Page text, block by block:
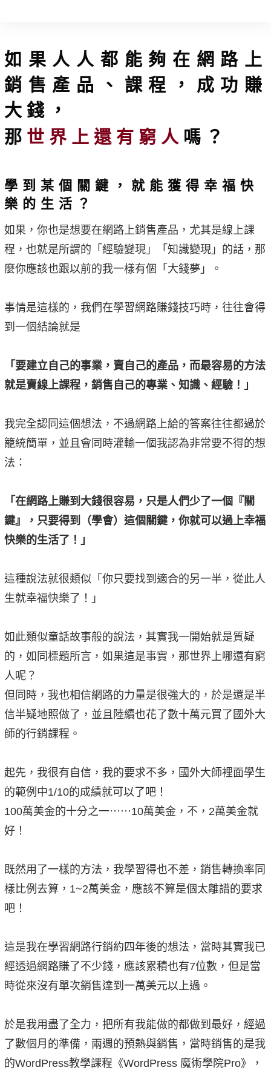
如果人人都能夠在網路上
銷售產品、課程，成功賺
大錢，
那 世界上還有窮人 嗎？
學到某個關鍵，就能獲得幸福快
樂的生活？
如果，你也是想要在網路上銷售產品，尤其是線上課
程，也就是所謂的「經驗變現」「知識變現」的話，那
麼你應該也跟以前的我一樣有個「大錢夢」。
事情是這樣的，我們在學習網路賺錢技巧時，往往會得
到一個結論就是
「要建立自己的事業，賣自己的產品，而最容易的方法
就是賣線上課程，銷售自己的專業、知識、經驗！」
我完全認同這個想法，不過網路上給的答案往往都過於
籠統簡單，並且會同時灌輸一個我認為非常要不得的想
法：
「在網路上賺到大錢很容易，只是人們少了一個『關
鍵』，只要得到（學會）這個關鍵，你就可以過上幸福
快樂的生活了！」
這種說法就很類似「你只要找到適合的另一半，從此人
生就幸福快樂了！」
如此類似童話故事般的說法，其實我一開始就是質疑
的，如同標題所言，如果這是事實，那世界上哪還有窮
人呢？
但同時，我也相信網路的力量是很強大的，於是還是半
信半疑地照做了，並且陸續也花了數十萬元買了國外大
師的行銷課程。
起先，我很有自信，我的要求不多，國外大師裡面學生
的範例中1/10的成績就可以了吧！
100萬美金的十分之一⋯⋯10萬美金，不，2萬美金就
好！
既然用了一樣的方法，我學習得也不差，銷售轉換率同
樣比例去算，1~2萬美金，應該不算是個太離譜的要求
吧！
這是我在學習網路行銷約四年後的想法，當時其實我已
經透過網路賺了不少錢，應該累積也有7位數，但是當
時從來沒有單次銷售達到一萬美元以上過。
於是我用盡了全力，把所有我能做的都做到最好，經過
了數個月的準備，兩週的預熱與銷售，當時銷售的是我
的WordPress教學課程《WordPress 魔術學院Pro》，